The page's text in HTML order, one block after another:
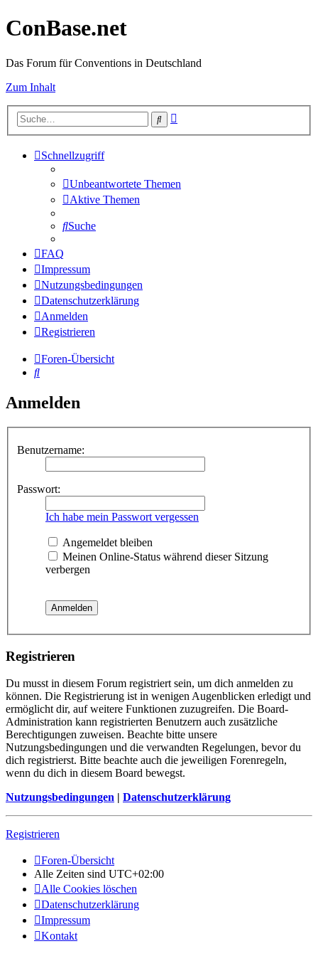
ConBase.net
Das Forum für Conventions in Deutschland
Zum Inhalt
Suche
Schnellzugriff
Unbeantwortete Themen
Aktive Themen
Suche
FAQ
Impressum
Nutzungsbedingungen
Datenschutzerklärung
Anmelden
Registrieren
Foren-Übersicht
Suche
Anmelden
Benutzername:
Passwort:
Ich habe mein Passwort vergessen
Angemeldet bleiben
Meinen Online-Status während dieser Sitzung
verbergen
Registrieren
Du musst in diesem Forum registriert sein, um dich anmelden zu
können. Die Registrierung ist in wenigen Augenblicken erledigt und
ermöglicht dir, auf weitere Funktionen zuzugreifen. Die Board-
Administration kann registrierten Benutzern auch zusätzliche
Berechtigungen zuweisen. Beachte bitte unsere
Nutzungsbedingungen und die verwandten Regelungen, bevor du
dich registrierst. Bitte beachte auch die jeweiligen Forenregeln,
wenn du dich in diesem Board bewegst.
Nutzungsbedingungen | Datenschutzerklärung
Registrieren
Foren-Übersicht
Alle Zeiten sind UTC+02:00
Alle Cookies löschen
Datenschutzerklärung
Impressum
Kontakt